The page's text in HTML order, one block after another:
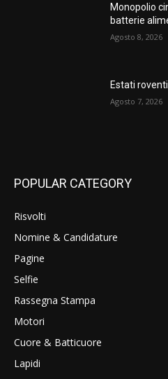
Monopolio
batterie
Agosto 8, 2026
Estati
Agosto 7, 2026
POPULAR CATEGORY
Risvolti
Nomine & Candidature
Pagine
Selfie
Rassegna Stampa
Motori
Cuore & Batticuore
Lapidi